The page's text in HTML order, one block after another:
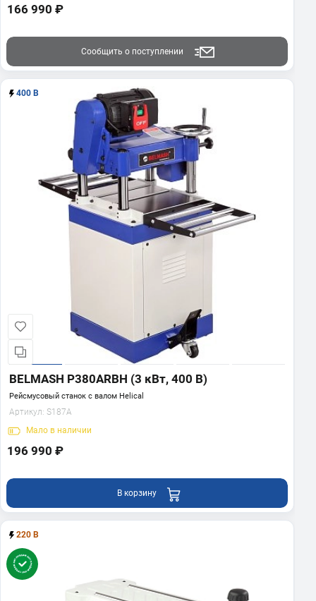
166 990 ₽
Сообщить о поступлении
400 В
BELMASH P380ARBH (3 кВт, 400 В)
Рейсмусовый станок с валом Helical
Артикул: S187A
Мало в наличии
196 990 ₽
В корзину
220 В